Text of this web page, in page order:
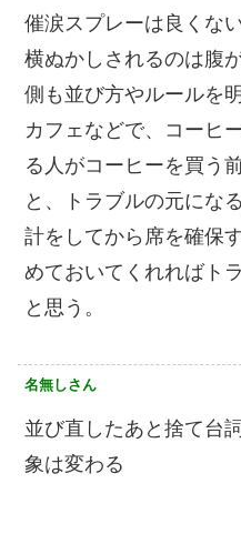
催涙スプレーは良くな
横ぬかしされるのは腹
側も並び方やルールを
カフェなどで、コーヒ
る人がコーヒーを買う
と、トラブルの元にな
計をしてから席を確保
めておいてくれればト
と思う。
名無しさん
並び直したあと捨て台
象は変わる